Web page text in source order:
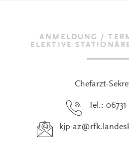
ANMELDUNG /
ELEKTIVE
Chefarzt-
Tel.:
kjp-az@